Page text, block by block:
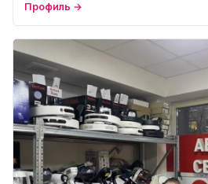
Профиль →